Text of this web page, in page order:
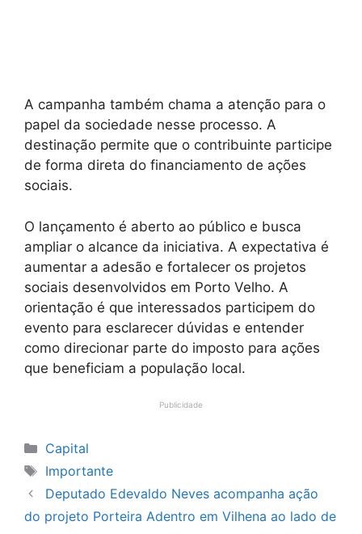
A campanha também chama a atenção para o
papel da sociedade nesse processo. A
destinação permite que o contribuinte participe
de forma direta do financiamento de ações
sociais.
O lançamento é aberto ao público e busca
ampliar o alcance da iniciativa. A expectativa é
aumentar a adesão e fortalecer os projetos
sociais desenvolvidos em Porto Velho. A
orientação é que interessados participem do
evento para esclarecer dúvidas e entender
como direcionar parte do imposto para ações
que beneficiam a população local.
Publicidade
Categorias
Capital
Tags
Importante
Deputado Edevaldo Neves acompanha ação
do projeto Porteira Adentro em Vilhena ao lado de